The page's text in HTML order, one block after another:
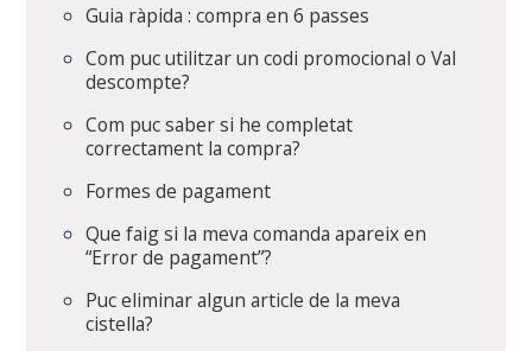
Guia ràpida : compra en 6 passes
Com puc utilitzar un codi promocional o Val
descompte?
Com puc saber si he completat
correctament la compra?
Formes de pagament
Que faig si la meva comanda apareix en
“Error de pagament”?
Puc eliminar algun article de la meva
cistella?